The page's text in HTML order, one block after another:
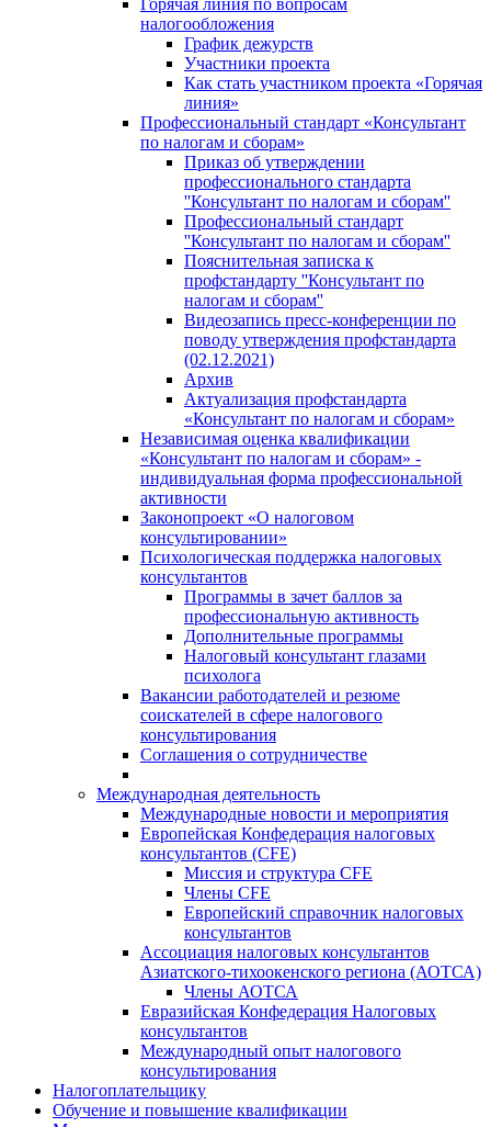
Горячая линия по вопросам
налогообложения
График дежурств
Участники проекта
Как стать участником проекта «Горячая
линия»
Профессиональный стандарт «Консультант
по налогам и сборам»
Приказ об утверждении
профессионального стандарта
''Консультант по налогам и сборам''
Профессиональный стандарт
''Консультант по налогам и сборам''
Пояснительная записка к
профстандарту ''Консультант по
налогам и сборам''
Видеозапись пресс-конференции по
поводу утверждения профстандарта
(02.12.2021)
Архив
Актуализация профстандарта
«Консультант по налогам и сборам»
Независимая оценка квалификации
«Консультант по налогам и сборам» -
индивидуальная форма профессиональной
активности
Законопроект «О налоговом
консультировании»
Психологическая поддержка налоговых
консультантов
Программы в зачет баллов за
профессиональную активность
Дополнительные программы
Налоговый консультант глазами
психолога
Вакансии работодателей и резюме
соискателей в сфере налогового
консультирования
Соглашения о сотрудничестве
Международная деятельность
Международные новости и мероприятия
Европейская Конфедерация налоговых
консультантов (CFE)
Миссия и структура CFE
Члены CFE
Европейский справочник налоговых
консультантов
Ассоциация налоговых консультантов
Азиатского-тихоокенского региона (АОТСА)
Члены АОТСА
Евразийская Конфедерация Налоговых
консультантов
Международный опыт налогового
консультирования
Налогоплательщику
Обучение и повышение квалификации